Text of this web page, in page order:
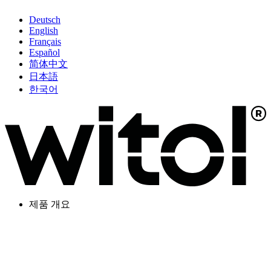
Deutsch
English
Français
Español
简体中文
日本語
한국어
제품 개요